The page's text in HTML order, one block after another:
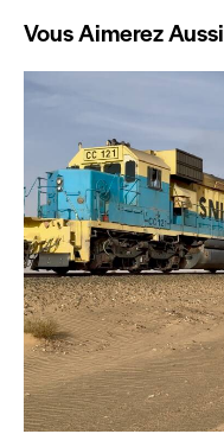
Vous Aimerez Aussi